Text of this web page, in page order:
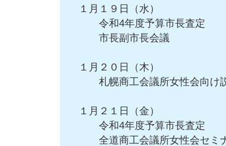
１月１９日（水）
令和4年度予算市長査定
市長副市長会議
１月２０日（木）
札幌商工会議所女性会向け
１月２１日（金）
令和4年度予算市長査定
全道商工会議所女性会セミ